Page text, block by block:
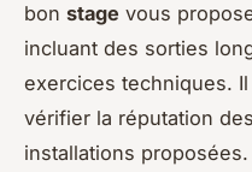
bon stage vous
incluant des sorties
exercices techniques.
vérifier la réputation
installations proposées.